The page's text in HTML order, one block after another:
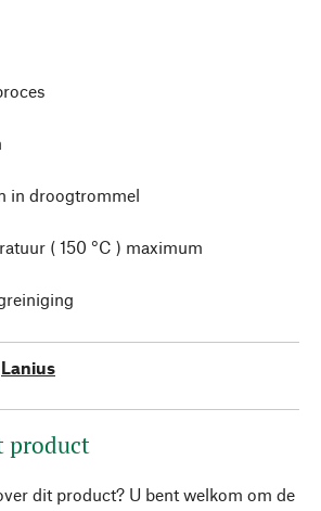
in droogtrommel
( 150 °C ) maximum
Lanius
product
dit product? U bent welkom om de